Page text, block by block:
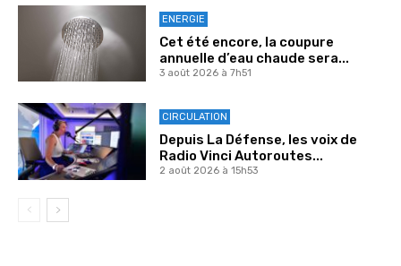
ENERGIE
Cet été encore, la coupure
annuelle d’eau chaude sera...
3 août 2026 à 7h51
CIRCULATION
Depuis La Défense, les voix de
Radio Vinci Autoroutes...
2 août 2026 à 15h53